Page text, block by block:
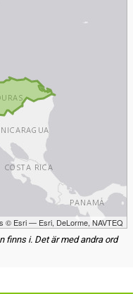
© Esri — Esri, DeLorme, NAVTEQ
finns i. Det är med andra ord